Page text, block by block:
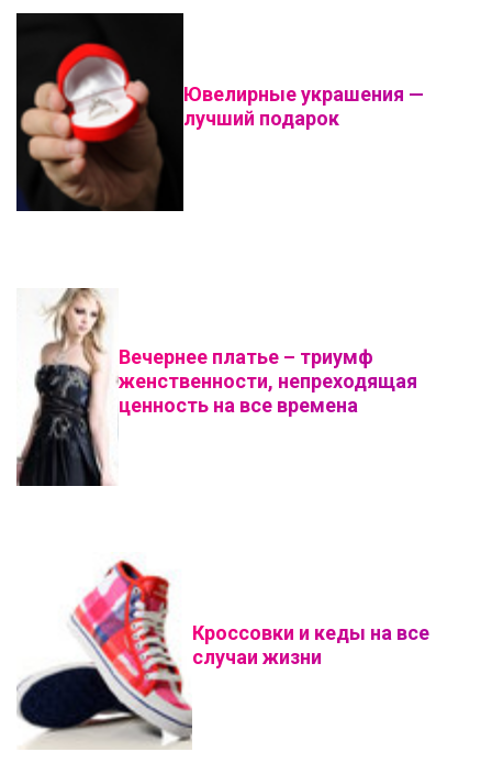
Ювелирные украшения —
лучший подарок
Вечернее платье – триумф
женственности, непреходящая
ценность на все времена
Кроссовки и кеды на все
случаи жизни